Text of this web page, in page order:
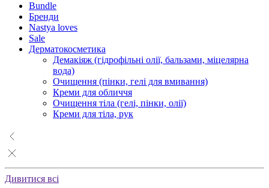
Bundle
Бренди
Nastya loves
Sale
Дерматокосметика
Демакіяж (гідрофільні олії, бальзами, міцелярна
вода)
Очищення (пінки, гелі для вмивання)
Креми для обличчя
Очищення тіла (гелі, пінки, олії)
Креми для тіла, рук
Дивитися всі